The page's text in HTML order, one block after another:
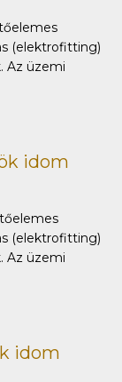
(elektrofitting)
Az üzemi
idom
(elektrofitting)
Az üzemi
idom